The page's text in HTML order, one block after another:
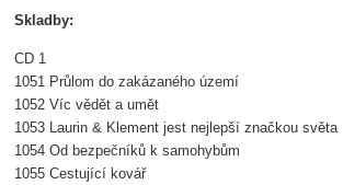
Skladby:
CD 1
1051 Průlom do zakázaného území
1052 Víc vědět a umět
1053 Laurin & Klement jest nejlepší značkou světa
1054 Od bezpečníků k samohybům
1055 Cestující kovář